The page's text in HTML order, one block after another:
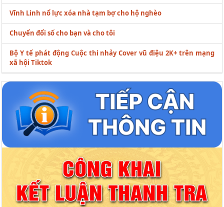
Vĩnh Linh nổ lực xóa nhà tạm bợ cho hộ nghèo
Chuyển đổi số cho bạn và cho tôi
Bộ Y tế phát động Cuộc thi nhảy Cover vũ điệu 2K+ trên mạng
xã hội Tiktok